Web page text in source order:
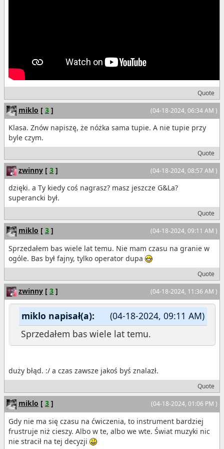
Quote
(04-18-2024, 06:34 AM )
miklo [ 3 ]
Klasa. Znów napiszę, że nóżka sama tupie. A nie tupie przy
byle czym.
Quote
(04-18-2024, 08:57 AM )
zwinny [ 3 ]
dzięki. a Ty kiedy coś nagrasz? masz jeszcze G&La?
superancki był.
Quote
(04-18-2024, 09:11 AM )
miklo [ 3 ]
Sprzedałem bas wiele lat temu. Nie mam czasu na granie w
ogóle. Bas był fajny, tylko operator dupa
Quote
(04-18-2024, 11:36 AM )
zwinny [ 3 ]
(04-18-2024, 09:11 AM)
miklo napisał(a):
Sprzedałem bas wiele lat temu.
duży błąd. :/ a czas zawsze jakoś byś znalazł.
Quote
(04-18-2024, 01:06 PM )
miklo [ 3 ]
Gdy nie ma się czasu na ćwiczenia, to instrument bardziej
frustruje niż cieszy. Albo w te, albo we wte. Świat muzyki nic
nie stracił na tej decyzji